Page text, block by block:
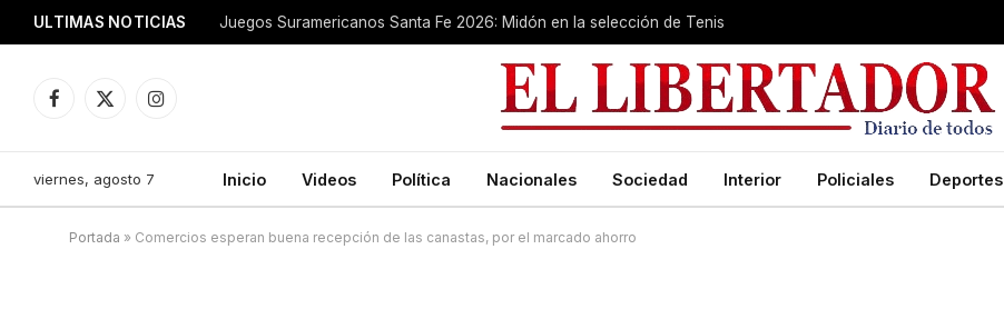
ULTIMAS NOTICIAS Juegos Suramericanos Santa Fe 2026: Midón en la selección de Tenis
Facebook
X
Instagram
viernes, agosto 7 Inicio Videos Política Nacionales Sociedad Interior Policiales Deportes
Portada » Comercios esperan buena recepción de las canastas, por el marcado ahorro